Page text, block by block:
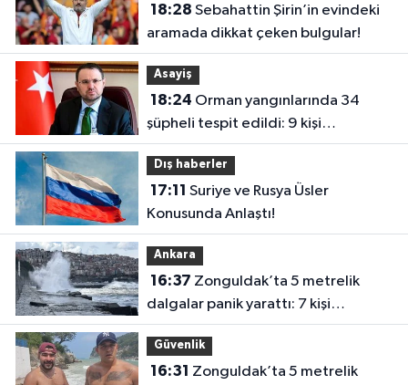
18:28
aramada dikkat çeken bulgular!
Asayiş
18:24
şüpheli tespit edildi: 9 kişi
tutuklandı
Dış haberler
17:11
Konusunda Anlaştı!
Ankara
16:37
dalgalar panik yarattı: 7 kişi
kurtarıldı
Güvenlik
16:31